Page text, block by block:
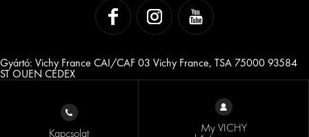
Gyártó: Vichy France CAI/CAF 03 Vichy France, TSA 75000 93584
ST OUEN CEDEX
Kapcsolat My VICHY